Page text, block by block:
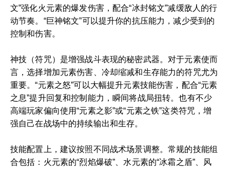
文”强化火元素的爆发伤害，配合“冰封铭文”减缓敌人的行
动节奏。“巨神铭文”可以提升你的抗压能力，减少受到的
控制和伤害。
神技（符咒）是增强战斗表现的秘密武器。对于元素使而
言，选择增加元素伤害、冷却缩减和生存能力的符咒尤为
重要。“元素之怒”可以大幅提升元素技能伤害，配合“元素
之息”提升回复和控制能力，瞬间将战局扭转。也有不少
高端玩家偏向使用“元素之影”或“元素之铁”这类符咒，增
强自己在战场中的持续输出和生存。
技能配置上，建议按照不同战术场景调整。常规的技能组
合包括：火元素的“烈焰爆破”、水元素的“冰霜之盾”、风